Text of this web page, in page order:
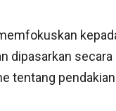
dipasarkan
tentang